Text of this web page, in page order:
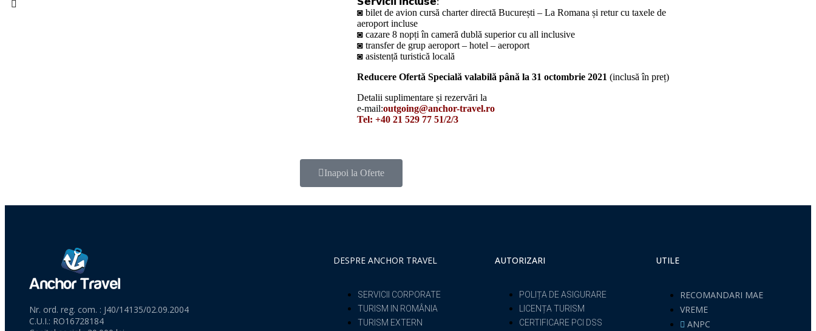
◙ bilet de avion cursă charter directă București – La Romana și retur cu taxele de
aeroport incluse
◙ cazare 8 nopți în cameră dublă superior cu all inclusive
◙ transfer de grup aeroport – hotel – aeroport
◙ asistență turistică locală
Reducere Ofertă Specială valabilă până la 31 octombrie 2021 (inclusă în preț)
Detalii suplimentare și rezervări la
e-mail:outgoing@anchor-travel.ro
Tel: +40 21 529 77 51/2/3
Inapoi la Oferte
Nr. ord. reg. com. : J40/14135/02.09.2004
C.U.I.: RO16728184
DESPRE ANCHOR TRAVEL
SERVICII CORPORATE
TURISM IN ROMÂNIA
TURISM EXTERN
AUTORIZARI
POLIȚA DE ASIGURARE
LICENȚA TURISM
CERTIFICARE PCI DSS
UTILE
RECOMANDARI MAE
VREME
ANPC